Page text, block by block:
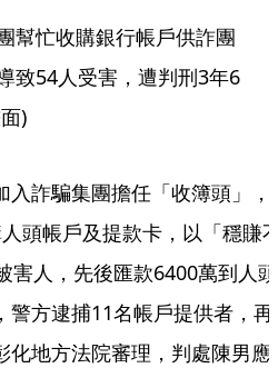
幫忙收購銀行帳戶供詐團
致54人受害，遭判刑3年6
)
入詐騙集團擔任「收簿頭」，
頭帳戶及提款卡，以「穩賺
害人，先後匯款6400萬到人頭
警方逮捕11名帳戶提供者，再
化地方法院審理，判處陳男應